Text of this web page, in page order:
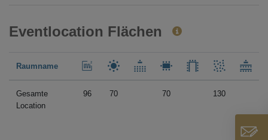
Eventlocation Flächen
Raumname
Gesamte
Location
96 70 70 130